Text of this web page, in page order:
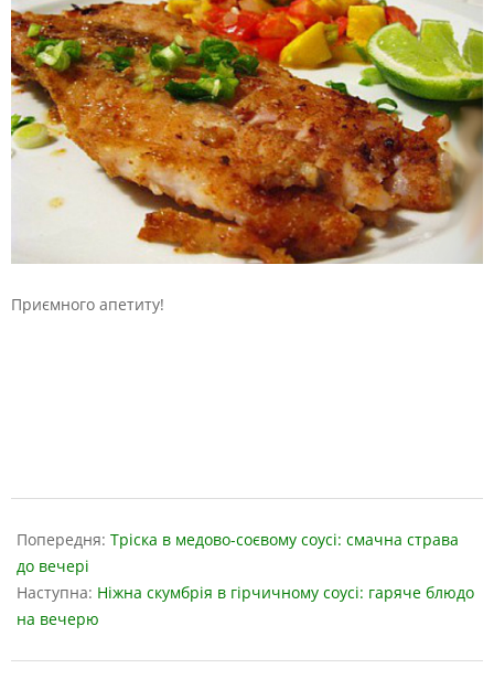
Приємного апетиту!
04-
09
Попередня: Тріска в медово-соєвому соусі: смачна страва
до вечері
Наступна: Ніжна скумбрія в гірчичному соусі: гаряче блюдо
на вечерю